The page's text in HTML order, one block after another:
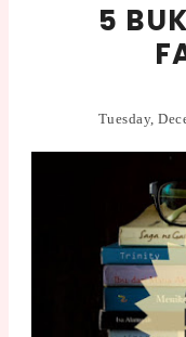
5
Tuesday,